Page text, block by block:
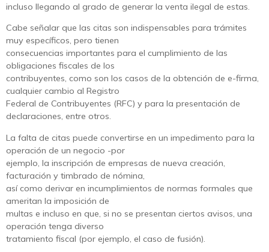
incluso llegando al grado de generar la venta ilegal de estas.
Cabe señalar que las citas son indispensables para trámites
muy específicos, pero tienen
consecuencias importantes para el cumplimiento de las
obligaciones fiscales de los
contribuyentes, como son los casos de la obtención de e-firma,
cualquier cambio al Registro
Federal de Contribuyentes (RFC) y para la presentación de
declaraciones, entre otros.
La falta de citas puede convertirse en un impedimento para la
operación de un negocio -por
ejemplo, la inscripción de empresas de nueva creación,
facturación y timbrado de nómina,
así como derivar en incumplimientos de normas formales que
ameritan la imposición de
multas e incluso en que, si no se presentan ciertos avisos, una
operación tenga diverso
tratamiento fiscal (por ejemplo, el caso de fusión).